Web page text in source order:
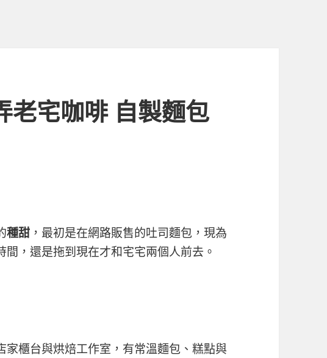
老宅咖啡 自製麵包
種甜 ，最初是在網路販售的吐司麵包，現為
，還是拖到現在才和宅宅兩個人前去。
家櫃台與烘焙工作室，有常溫麵包、糕點與